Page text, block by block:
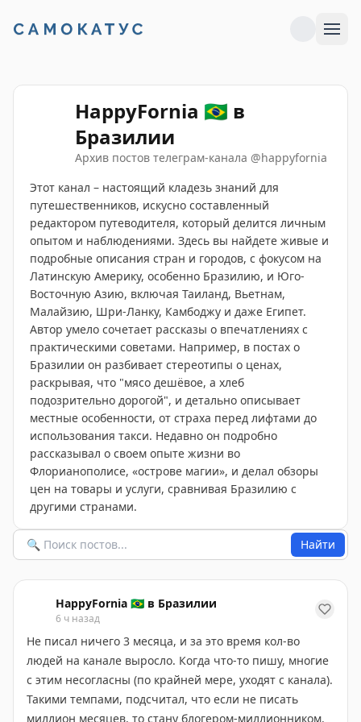
HappyFornia 🇧🇷 в
Бразилии
Архив постов телеграм-канала @happyfornia
Этот канал – настоящий кладезь знаний для
путешественников, искусно составленный
редактором путеводителя, который делится личным
опытом и наблюдениями. Здесь вы найдете живые и
подробные описания стран и городов, с фокусом на
Латинскую Америку, особенно Бразилию, и Юго-
Восточную Азию, включая Таиланд, Вьетнам,
Малайзию, Шри-Ланку, Камбоджу и даже Египет.
Автор умело сочетает рассказы о впечатлениях с
практическими советами. Например, в постах о
Бразилии он разбивает стереотипы о ценах,
раскрывая, что "мясо дешёвое, а хлеб
подозрительно дорогой", и детально описывает
местные особенности, от страха перед лифтами до
использования такси. Недавно он подробно
рассказывал о своем опыте жизни во
Флорианополисе, «острове магии», и делал обзоры
цен на товары и услуги, сравнивая Бразилию с
другими странами.
Найти
HappyFornia 🇧🇷 в Бразилии
6 ч назад
Не писал ничего 3 месяца, и за это время кол-во
людей на канале выросло. Когда что-то пишу, многие
с этим несогласны (по крайней мере, уходят с канала).
Такими темпами, подсчитал, что если не писать
миллион месяцев, то стану блогером-миллионником.